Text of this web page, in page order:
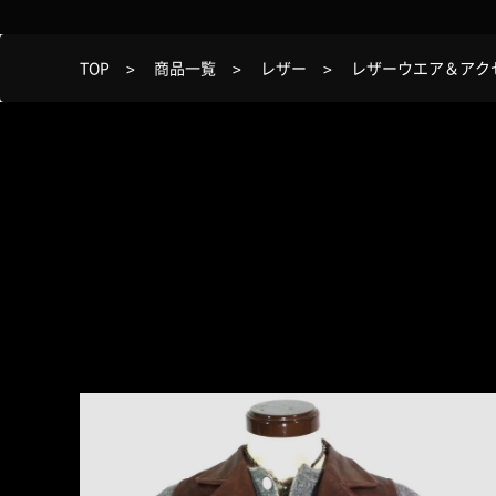
TOP 商品一覧 レザー レザーウエア＆ア